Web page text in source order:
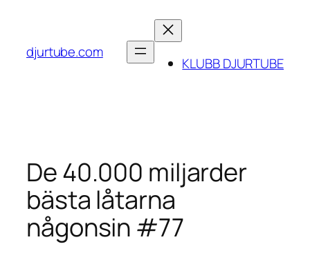
content
djurtube.com
KLUBB DJURTUBE
De 40.000 miljarder
bästa låtarna
någonsin #77